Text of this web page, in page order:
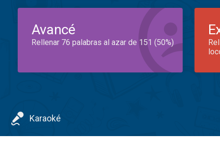
Avancé
Rellenar 76 palabras al azar de 151 (50%)
Karaoké